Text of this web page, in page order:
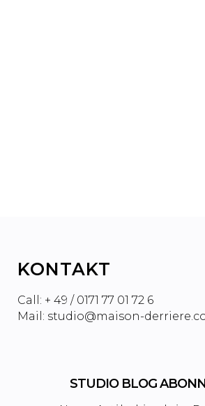
KONTAKT
Call: + 49 / 0171 77 01 72 6
Mail: studio@maison-
STUDIO BLOG